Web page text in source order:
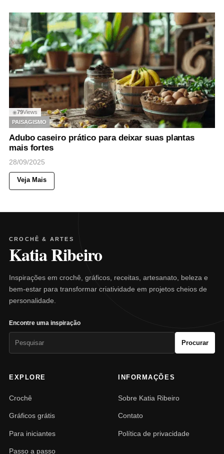
◉79Views
PAISAGISMO
Adubo caseiro prático para deixar suas plantas
mais fortes
28/09/2025
Veja Mais
CROCHÊ & ARTES
Katia Ribeiro
Inspirações em crochê, gráficos, receitas, artesanato, beleza e
bem-estar para transformar criatividade em projetos cheios de
personalidade.
Encontre uma inspiração
Procurar
EXPLORE
Crochê
Gráficos grátis
Para iniciantes
Passo a passo
INFORMAÇÕES
Sobre Katia Ribeiro
Contato
Política de privacidade